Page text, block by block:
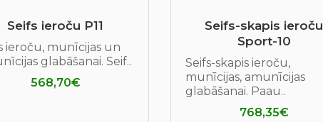
Seifs ieroču P11
ieroču, munīcijas un
glabāšanai. Seif..
568,70€
Seifs-skapis ieroču
Sport-10
Seifs-skapis ieroču,
munīcijas, amunīcijas
glabāšanai. Paau..
768,35€